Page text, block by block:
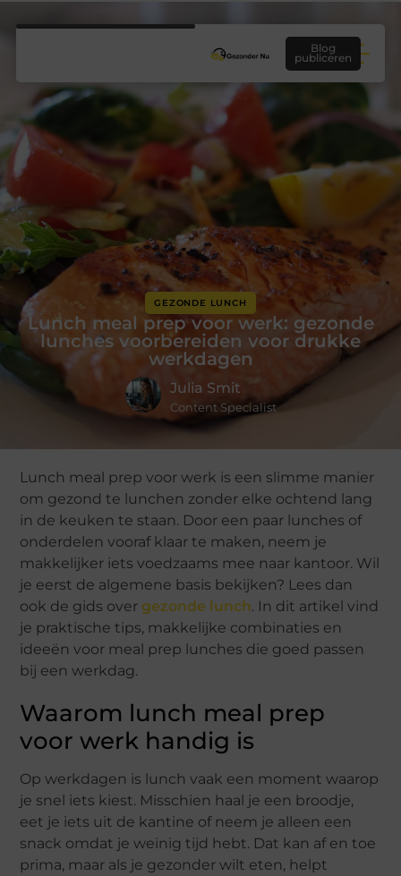
Blog
publiceren
GEZONDE LUNCH
Lunch meal prep voor werk: gezonde
lunches voorbereiden voor drukke
werkdagen
Julia Smit
Content Specialist
Lunch meal prep voor werk is een slimme manier
om gezond te lunchen zonder elke ochtend lang
in de keuken te staan. Door een paar lunches of
onderdelen vooraf klaar te maken, neem je
makkelijker iets voedzaams mee naar kantoor. Wil
je eerst de algemene basis bekijken? Lees dan
ook de gids over gezonde lunch. In dit artikel vind
je praktische tips, makkelijke combinaties en
ideeën voor meal prep lunches die goed passen
bij een werkdag.
Waarom lunch meal prep
voor werk handig is
Op werkdagen is lunch vaak een moment waarop
je snel iets kiest. Misschien haal je een broodje,
eet je iets uit de kantine of neem je alleen een
snack omdat je weinig tijd hebt. Dat kan af en toe
prima, maar als je gezonder wilt eten, helpt